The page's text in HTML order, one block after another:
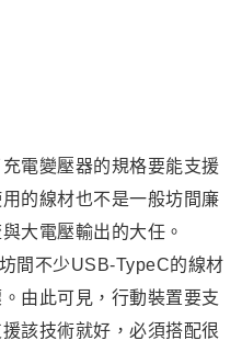
充電變壓器的規格要能支援
用的線材也不是一般坊間廉
大電壓輸出的大任 。
坊間不少USB-TypeC的線材
。 由此可見 ，行動裝置要支
該技術就好，必須搭配很